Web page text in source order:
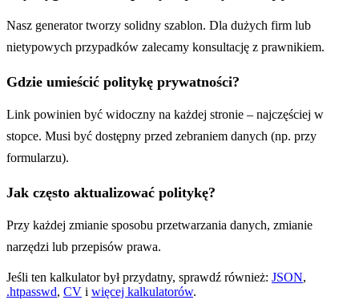
Nasz generator tworzy solidny szablon. Dla dużych firm lub
nietypowych przypadków zalecamy konsultację z prawnikiem.
Gdzie umieścić politykę prywatności?
Link powinien być widoczny na każdej stronie – najczęściej w
stopce. Musi być dostępny przed zebraniem danych (np. przy
formularzu).
Jak często aktualizować politykę?
Przy każdej zmianie sposobu przetwarzania danych, zmianie
narzędzi lub przepisów prawa.
Jeśli ten kalkulator był przydatny, sprawdź również: JSON,
.htpasswd, CV i więcej kalkulatorów.